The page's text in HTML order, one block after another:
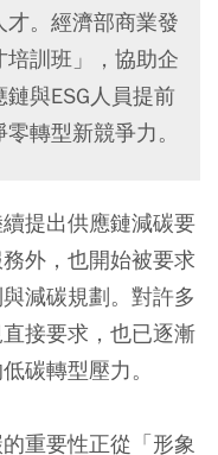
。經濟部商業發
訓班」，協助企
與ESG人員提前
轉型新競爭力。
提出供應鏈減碳要
外，也開始被要求
減碳規劃。對許多
接要求，也已逐漸
碳轉型壓力。
重要性正從「形象